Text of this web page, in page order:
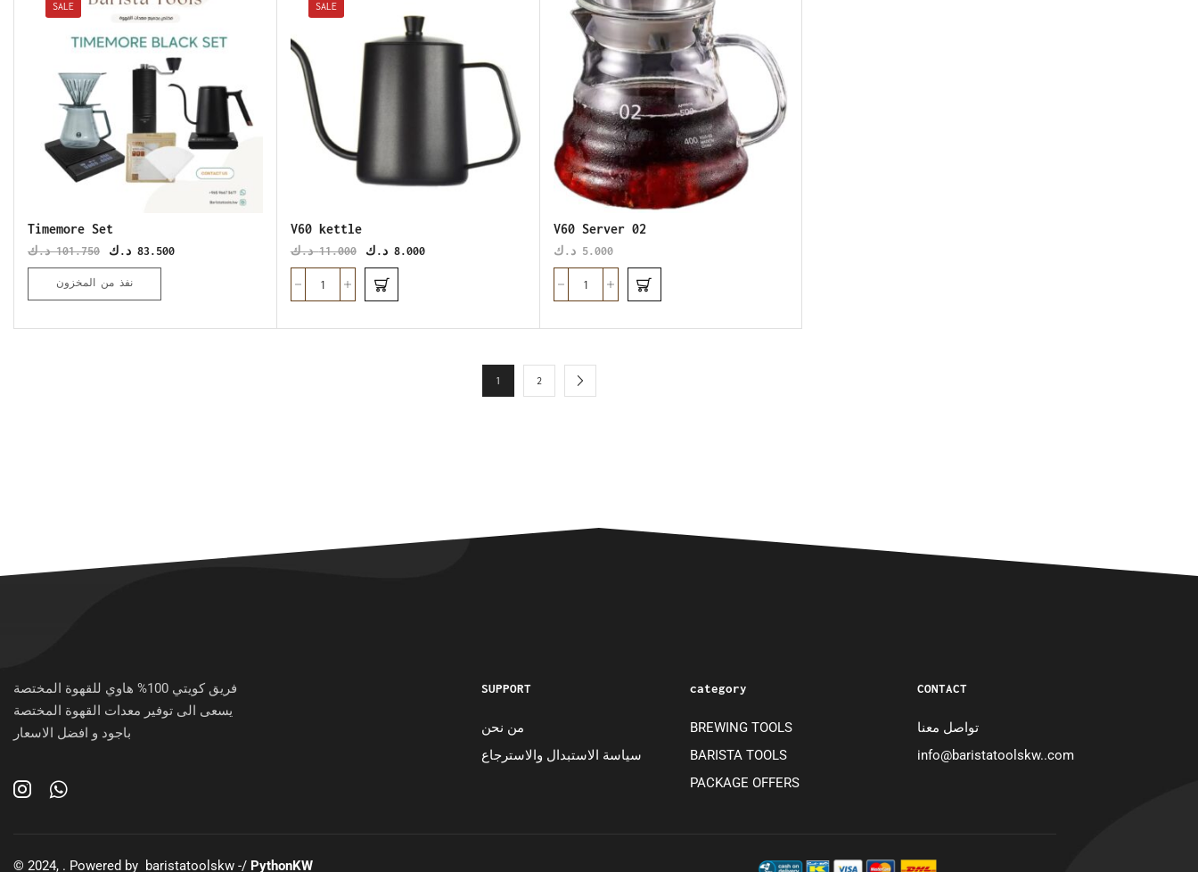
SALE
Timemore Set
101.750 د.ك 83.500 د.ك
نفذ من المخزون
SALE
V60 kettle
11.000 د.ك 8.000 د.ك
V60 Server 02
5.000 د.ك
1 2
فريق كويتي 100% هاوي للقهوة المختصة
يسعى الى توفير معدات القهوة المختصة
باجود و افضل الاسعار
SUPPORT
من نحن
سياسة الاستبدال والاسترجاع
category
BREWING TOOLS
BARISTA TOOLS
PACKAGE OFFERS
CONTACT
تواصل معنا
info@baristatoolskw..com
© 2024, . Powered by baristatoolskw -/ PythonKW